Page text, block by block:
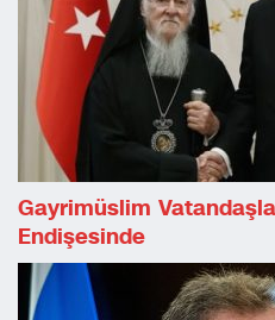
Gayrimüslim
Endişesinde